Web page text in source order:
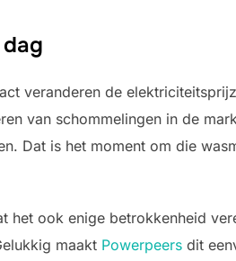
veranderen de
van schommelingen in de
Dat is het moment om die
het ook enige betrokkenheid
maakt Powerpeers dit